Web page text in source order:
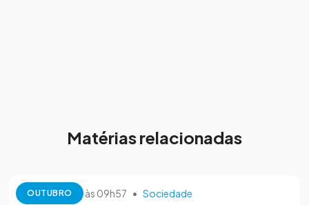
Matérias relacionadas
OUTUBRO
13 de outubro às 09h57 • Sociedade